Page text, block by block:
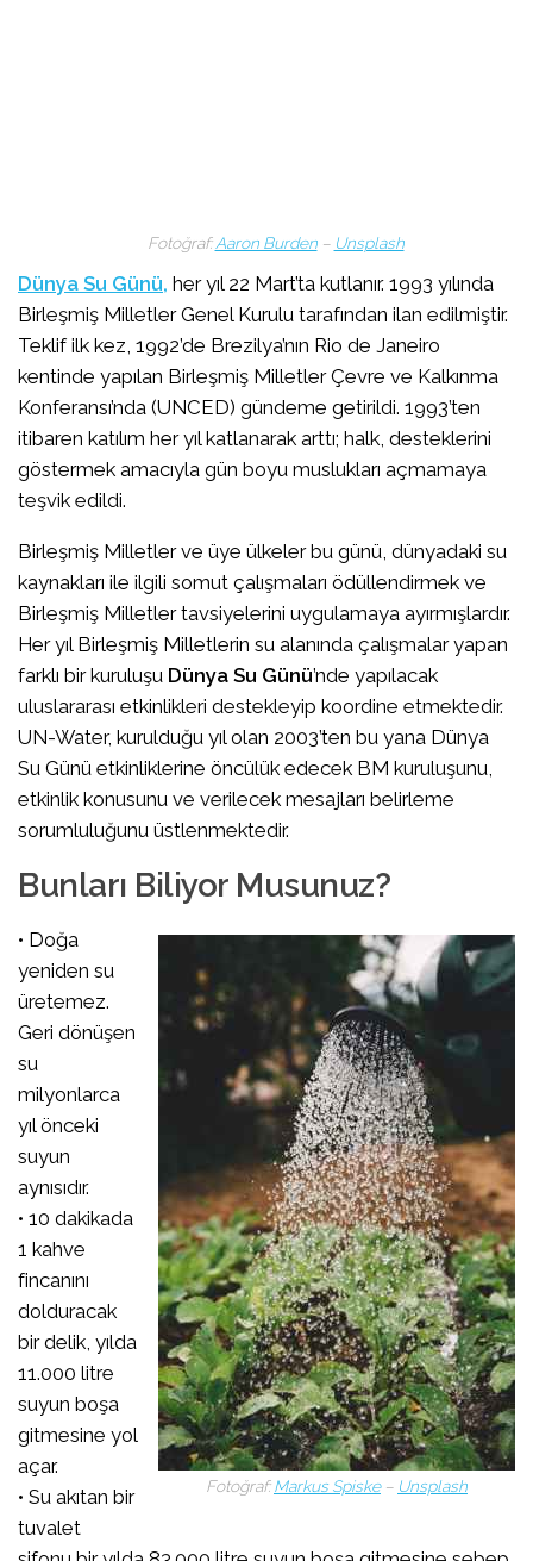
Fotoğraf:Aaron Burden– Unsplash
Dünya Su Günü, her yıl 22 Mart’ta kutlanır. 1993 yılında
Birleşmiş Milletler Genel Kurulu tarafından ilan edilmiştir.
Teklif ilk kez, 1992’de Brezilya’nın Rio de Janeiro
kentinde yapılan Birleşmiş Milletler Çevre ve Kalkınma
Konferansı’nda (UNCED) gündeme getirildi. 1993’ten
itibaren katılım her yıl katlanarak arttı; halk, desteklerini
göstermek amacıyla gün boyu muslukları açmamaya
teşvik edildi.
Birleşmiş Milletler ve üye ülkeler bu günü, dünyadaki su
kaynakları ile ilgili somut çalışmaları ödüllendirmek ve
Birleşmiş Milletler tavsiyelerini uygulamaya ayırmışlardır.
Her yıl Birleşmiş Milletlerin su alanında çalışmalar yapan
farklı bir kuruluşu Dünya Su Günü’nde yapılacak
uluslararası etkinlikleri destekleyip koordine etmektedir.
UN-Water, kurulduğu yıl olan 2003’ten bu yana Dünya
Su Günü etkinliklerine öncülük edecek BM kuruluşunu,
etkinlik konusunu ve verilecek mesajları belirleme
sorumluluğunu üstlenmektedir.
Bunları Biliyor Musunuz?
Fotoğraf:Markus Spiske– Unsplash
• Doğa
yeniden su
üretemez.
Geri dönüşen
su
milyonlarca
yıl önceki
suyun
aynısıdır.
• 10 dakikada
1 kahve
fincanını
dolduracak
bir delik, yılda
11.000 litre
suyun boşa
gitmesine yol
açar.
• Su akıtan bir
tuvalet